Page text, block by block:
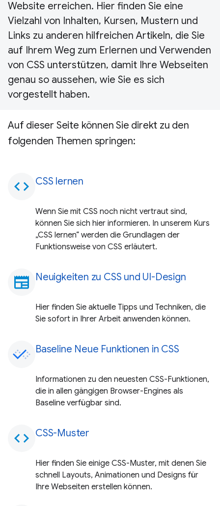
Website erreichen. Hier finden Sie eine
Vielzahl von Inhalten, Kursen, Mustern und
Links zu anderen hilfreichen Artikeln, die Sie
auf Ihrem Weg zum Erlernen und Verwenden
von CSS unterstützen, damit Ihre Webseiten
genau so aussehen, wie Sie es sich
vorgestellt haben.
Auf dieser Seite können Sie direkt zu den
folgenden Themen springen:
code CSS lernen
Wenn Sie mit CSS noch nicht vertraut sind,
können Sie sich hier informieren. In unserem Kurs
„CSS lernen“ werden die Grundlagen der
Funktionsweise von CSS erläutert.
newspaper Neuigkeiten zu CSS und UI-Design
Hier finden Sie aktuelle Tipps und Techniken, die
Sie sofort in Ihrer Arbeit anwenden können.
Baseline Neue Funktionen in CSS
Informationen zu den neuesten CSS-Funktionen,
die in allen gängigen Browser-Engines als
Baseline verfügbar sind.
code CSS-Muster
Hier finden Sie einige CSS-Muster, mit denen Sie
schnell Layouts, Animationen und Designs für
Ihre Webseiten erstellen können.